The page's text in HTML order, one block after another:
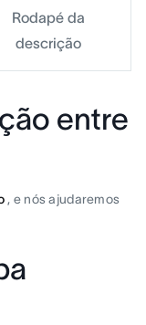
Rodapé da
descrição
entre
, e nós ajudaremos